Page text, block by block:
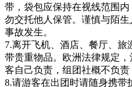
带，袋包应保持在视线范围
勿交托他人保管。谨慎与陌
事故发生。
7.离开飞机、酒店、餐厅、
带贵重物品。欧洲法律规定
客自己负责，组团社概不负责
8.请游客在出团时请随身携